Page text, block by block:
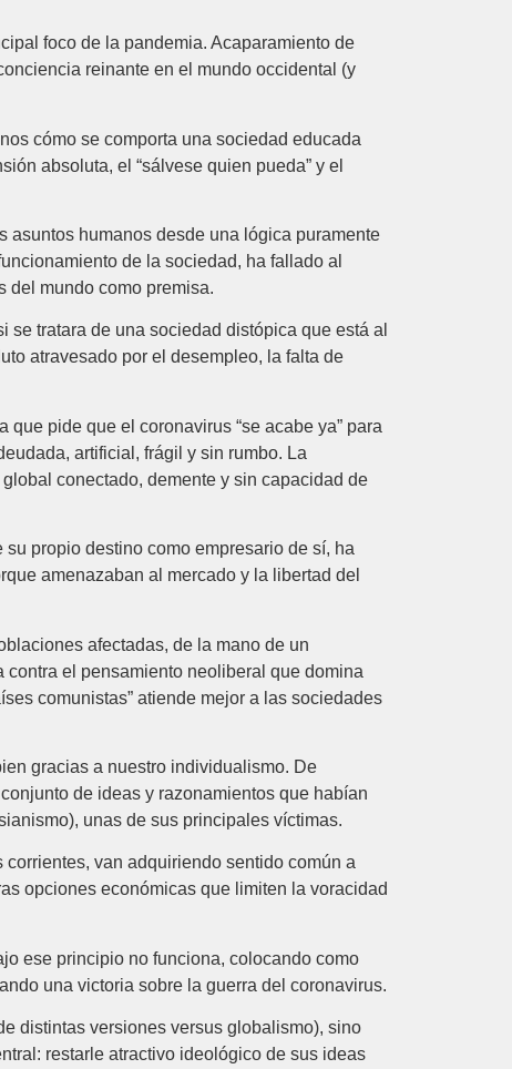
foco de la pandemia. Acaparamiento de
reinante en el mundo occidental (y
cómo se comporta una sociedad educada
absoluta, el “sálvese quien pueda” y el
asuntos humanos desde una lógica puramente
de la sociedad, ha fallado al
del mundo como premisa.
tratara de una sociedad distópica que está al
atravesado por el desempleo, la falta de
pide que el coronavirus “se acabe ya” para
artificial, frágil y sin rumbo. La
conectado, demente y sin capacidad de
propio destino como empresario de sí, ha
amenazaban al mercado y la libertad del
afectadas, de la mano de un
el pensamiento neoliberal que domina
comunistas” atiende mejor a las sociedades
gracias a nuestro individualismo. De
de ideas y razonamientos que habían
unas de sus principales víctimas.
van adquiriendo sentido común a
opciones económicas que limiten la voracidad
ese principio no funciona, colocando como
una victoria sobre la guerra del coronavirus.
distintas versiones versus globalismo), sino
restarle atractivo ideológico de sus ideas